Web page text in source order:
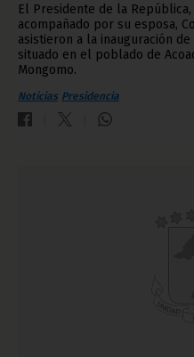
El Presidente de la República,
acompañado por su esposa,
asistieron a la inauguración
situado en el poblado de
Mongomo.
Noticias Presidencia